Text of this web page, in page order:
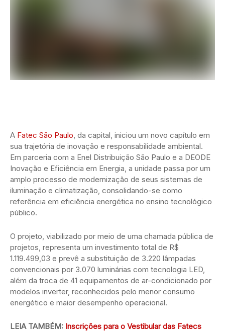
A Fatec São Paulo, da capital, iniciou um novo capítulo em
sua trajetória de inovação e responsabilidade ambiental.
Em parceria com a Enel Distribuição São Paulo e a DEODE
Inovação e Eficiência em Energia, a unidade passa por um
amplo processo de modernização de seus sistemas de
iluminação e climatização, consolidando-se como
referência em eficiência energética no ensino tecnológico
público.
O projeto, viabilizado por meio de uma chamada pública de
projetos, representa um investimento total de R$
1.119.499,03 e prevê a substituição de 3.220 lâmpadas
convencionais por 3.070 luminárias com tecnologia LED,
além da troca de 41 equipamentos de ar-condicionado por
modelos inverter, reconhecidos pelo menor consumo
energético e maior desempenho operacional.
LEIA TAMBÉM: Inscrições para o Vestibular das Fatecs